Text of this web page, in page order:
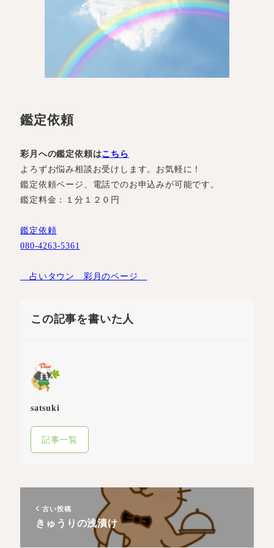
鑑定依頼
彩月への鑑定依頼はこちら
よろずお悩み相談お受けします。お気軽に！
鑑定依頼ページ、電話でのお申込みが可能です。
鑑定料金：１分１２０円
鑑定依頼
080-4263-5361
占いタウン 彩月のページ
この記事を書いた人
satsuki
記事一覧
古い投稿
きゅうりの浅漬け